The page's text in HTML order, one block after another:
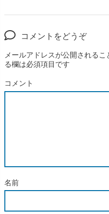
コメントをどうぞ
メールアドレスが公開されるこ
る欄は必須項目です
コメント
名前